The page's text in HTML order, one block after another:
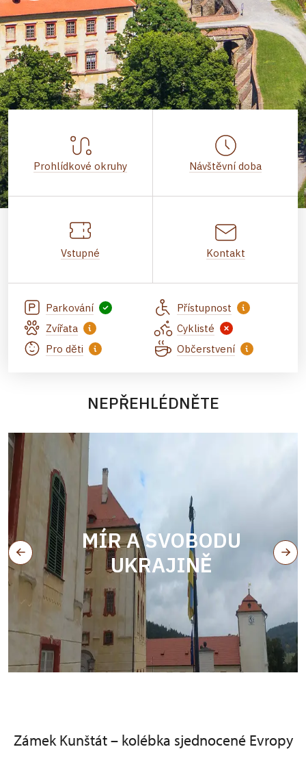
Prohlídkové okruhy Návštěvní doba
Vstupné Kontakt
Parkování
Přístupnost
Zvířata
Cyklisté
Pro děti
Občerstvení
NEPŘEHLÉDNĚTE
MÍR A SVOBODU
UKRAJINĚ
Zámek Kunštát – kolébka sjednocené Evropy